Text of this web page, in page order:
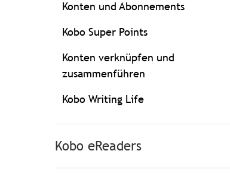
Konten und Abonnements
Kobo Super Points
Konten verknüpfen und
zusammenführen
Kobo Writing Life
Kobo eReaders